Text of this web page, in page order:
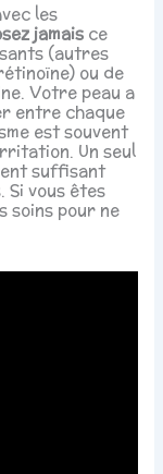
les
jamais ce
(autres
ou de
Votre peau a
entre chaque
est souvent
Un seul
suffisant
vous êtes
soins pour ne